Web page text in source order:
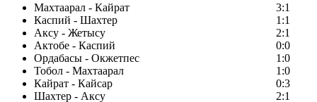
Махтаарал - Кайрат
3:1
Каспий - Шахтер
1:1
Аксу - Жетысу
2:1
Актобе - Каспий
0:0
Ордабасы - Окжетпес
1:0
Тобол - Махтаарал
1:0
Кайрат - Кайсар
0:3
Шахтер - Аксу
2:1